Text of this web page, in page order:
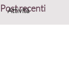
Attività
Persone
Post recenti